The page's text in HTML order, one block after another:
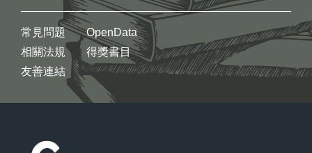
常見問題
相關法規
友善連結
OpenData
得獎書目